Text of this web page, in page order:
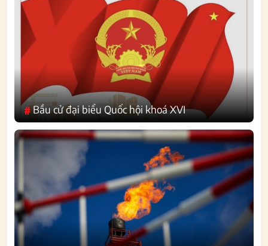
#Bầu cử đại biểu Quốc hội khoá XVI